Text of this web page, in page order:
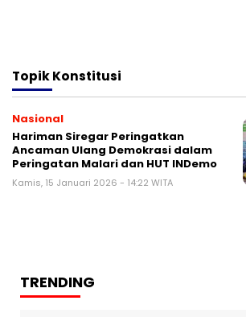
TopikKonstitusi
Nasional
Hariman Siregar Peringatkan
Ancaman Ulang Demokrasi dalam
Peringatan Malari dan HUT INDemo
Kamis, 15 Januari 2026 - 14:22 WITA
TRENDING